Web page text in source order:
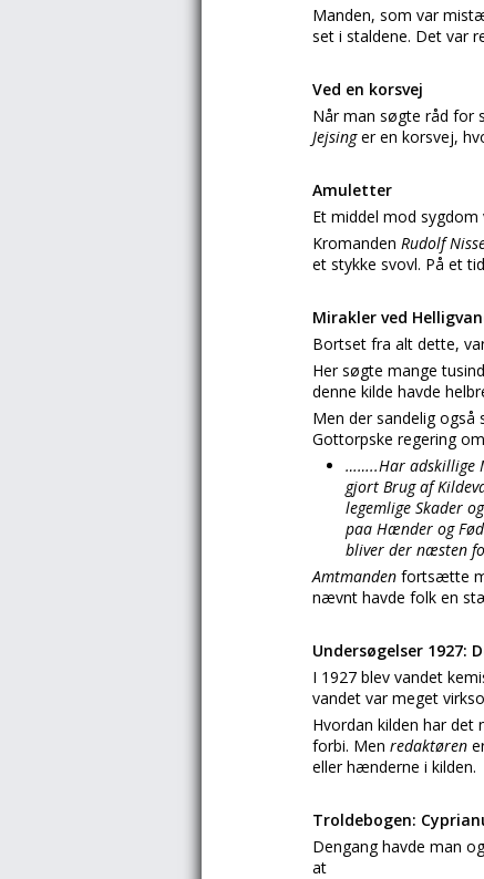
Manden, som var
set i staldene. Det var
Ved en korsvej
Når man søgte råd for
Jejsinger en korsvej,
Amuletter
Et middel mod
Kromanden Rudolf
et stykke svovl. På et
Mirakler ved
Bortset fra alt dette,
Her søgte mange
denne kilde havde
Men der sandelig også
Gottorpske regering
……..Har adskillige
gjort Brug af
legemlige Skader
paa Hænder og
bliver der næsten
Amtmanden fortsætte
nævnt havde folk en
Undersøgelser 1927:
I 1927 blev vandet
vandet var meget
Hvordan kilden har det
forbi. Men redaktøren
eller hænderne i kilden.
Troldebogen:
Dengang havde man
at